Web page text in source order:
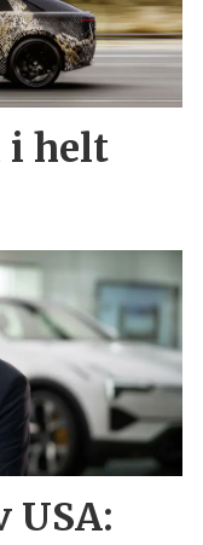
i helt
USA: